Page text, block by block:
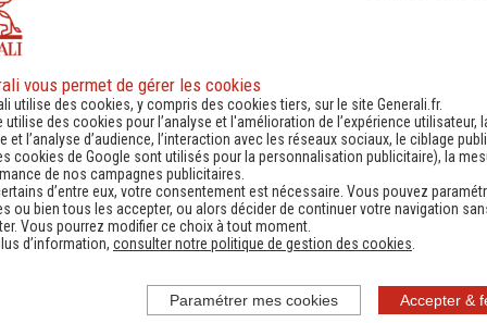
d'information
une actualité,
réglementation...)
Contacter un
(Obtenir un devis,
information, faire un
vous permet de gérer les cookies
utilise des cookies, y compris des cookies tiers, sur le site Generali.fr.
utilise des cookies pour l’analyse et l'amélioration de l’expérience utilisateur,
et l’analyse d’audience, l’interaction avec les réseaux sociaux, le ciblage
cookies de Google sont utilisés pour la personnalisation publicitaire), la
de nos campagnes publicitaires.
d’entre eux, votre consentement est nécessaire. Vous pouvez
ou bien tous les accepter, ou alors décider de continuer votre navigation
Vous pourrez modifier ce choix à tout moment.
d’information, consulter notre politique de gestion des cookies
Accepter &
Paramétrer mes cookies